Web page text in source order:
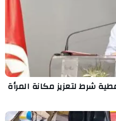
شرط لتعزيز مكانة المرأة